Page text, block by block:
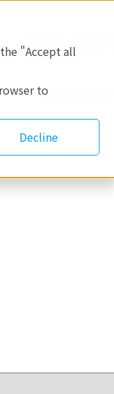
"Accept all
to
Decline
専門家に相談する
リガクについて​